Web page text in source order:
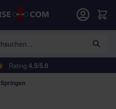
Rating:4.5/5.0